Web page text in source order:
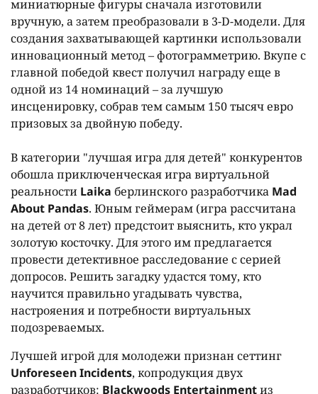
миниатюрные фигуры сначала изготовили
вручную, а затем преобразовали в 3-D-модели. Для
создания захватывающей картинки использовали
инновационный метод – фотограмметрию. Вкупе с
главной победой квест получил награду еще в
одной из 14 номинаций – за лучшую
инсценировку, собрав тем самым 150 тысяч евро
призовых за двойную победу.
В категории "лучшая игра для детей" конкурентов
обошла приключенческая игра виртуальной
реальности Laika берлинского разработчика Mad
About Pandas. Юным геймерам (игра рассчитана
на детей от 8 лет) предстоит выяснить, кто украл
золотую косточку. Для этого им предлагается
провести детективное расследование с серией
допросов. Решить загадку удастся тому, кто
научится правильно угадывать чувства,
настрояения и потребности виртуальных
подозреваемых.
Лучшей игрой для молодежи признан сеттинг
UnforeseenIncidents, копродукция двух
разработчиков: Blackwoods Entertainmentиз